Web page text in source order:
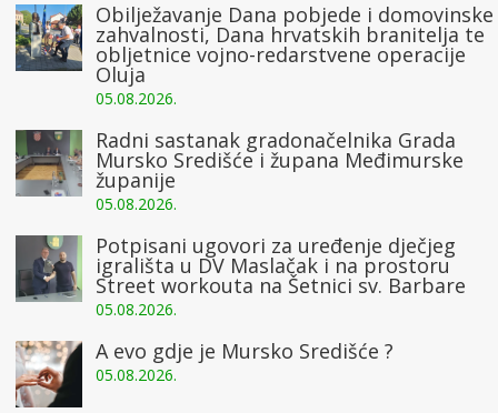
Obilježavanje Dana pobjede i domovinske
zahvalnosti, Dana hrvatskih branitelja te
obljetnice vojno-redarstvene operacije
Oluja
05.08.2026.
Radni sastanak gradonačelnika Grada
Mursko Središće i župana Međimurske
županije
05.08.2026.
Potpisani ugovori za uređenje dječjeg
igrališta u DV Maslačak i na prostoru
Street workouta na Šetnici sv. Barbare
05.08.2026.
A evo gdje je Mursko Središće ?
05.08.2026.